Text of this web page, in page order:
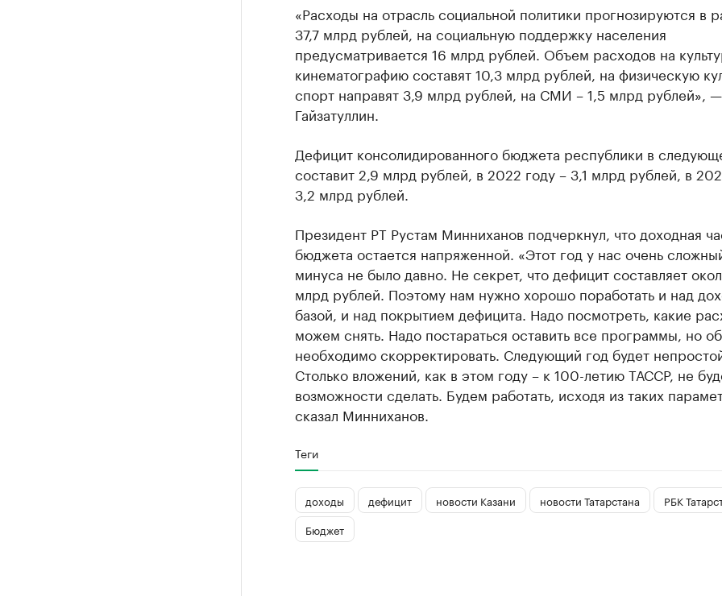
«Расходы на отрасль социальной политики прогнозируются в
37,7 млрд рублей, на социальную поддержку населения
предусматривается 16 млрд рублей. Объем расходов на
кинематографию составят 10,3 млрд рублей, на физическую
спорт направят 3,9 млрд рублей, на СМИ – 1,5 млрд рублей», —
Гайзатуллин.
Дефицит консолидированного бюджета республики в
составит 2,9 млрд рублей, в 2022 году – 3,1 млрд рублей, в
3,2 млрд рублей.
Президент РТ Рустам Минниханов подчеркнул, что доходная
бюджета остается напряженной. «Этот год у нас очень
минуса не было давно. Не секрет, что дефицит составляет
млрд рублей. Поэтому нам нужно хорошо поработать и над
базой, и над покрытием дефицита. Надо посмотреть, какие
можем снять. Надо постараться оставить все программы, но
необходимо скорректировать. Следующий год будет
Столько вложений, как в этом году – к 100-летию ТАССР, не
возможности сделать. Будем работать, исходя из таких
сказал Минниханов.
Теги
доходы дефицит новости Казани новости Татарстана
РБК
Бюджет